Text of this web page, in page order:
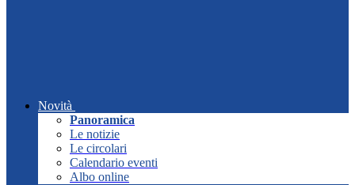
Novità
Panoramica
Le notizie
Le circolari
Calendario eventi
Albo online